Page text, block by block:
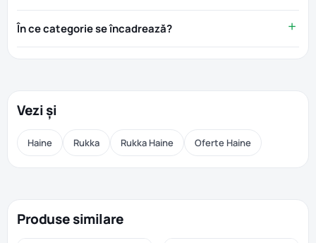
În ce categorie se încadrează?
Vezi și
Haine Rukka Rukka Haine Oferte Haine
Produse similare